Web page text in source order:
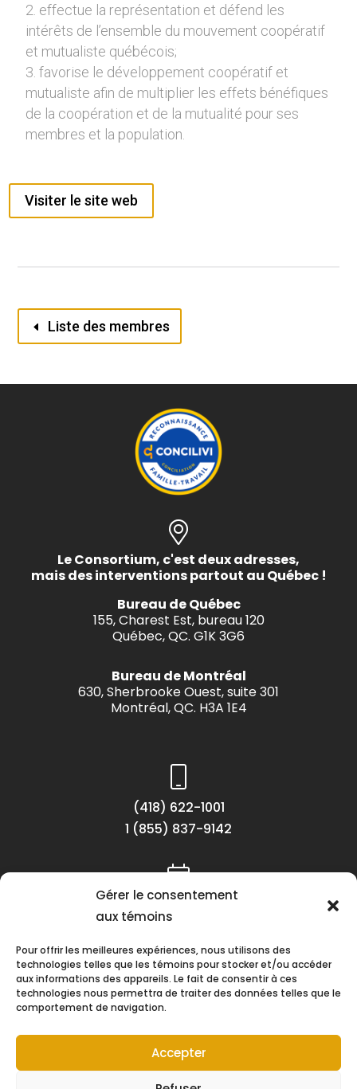
Gérer le consentement
aux témoins
Pour offrir les meilleures expériences, nous utilisons des
technologies telles que les témoins pour stocker et/ou accéder
aux informations des appareils. Le fait de consentir à ces
technologies nous permettra de traiter des données telles que le
comportement de navigation.
Accepter
effectue la représentation et défend les
intérêts de l’ensemble du mouvement coopératif
et mutualiste québécois;
favorise le développement coopératif et
mutualiste afin de multiplier les effets bénéfiques
de la coopération et de la mutualité pour ses
membres et la population.
Visiter le site web
Liste des membres
Le Consortium, c'est deux adresses,
mais des interventions partout au Québec !
Bureau de Québec
155, Charest Est, bureau 120
Québec, QC. G1K 3G6
Bureau de Montréal
630, Sherbrooke Ouest, suite 301
Montréal, QC. H3A 1E4
(418) 622-1001
1 (855) 837-9142
Lundi au vendredi
Suivez-nous !